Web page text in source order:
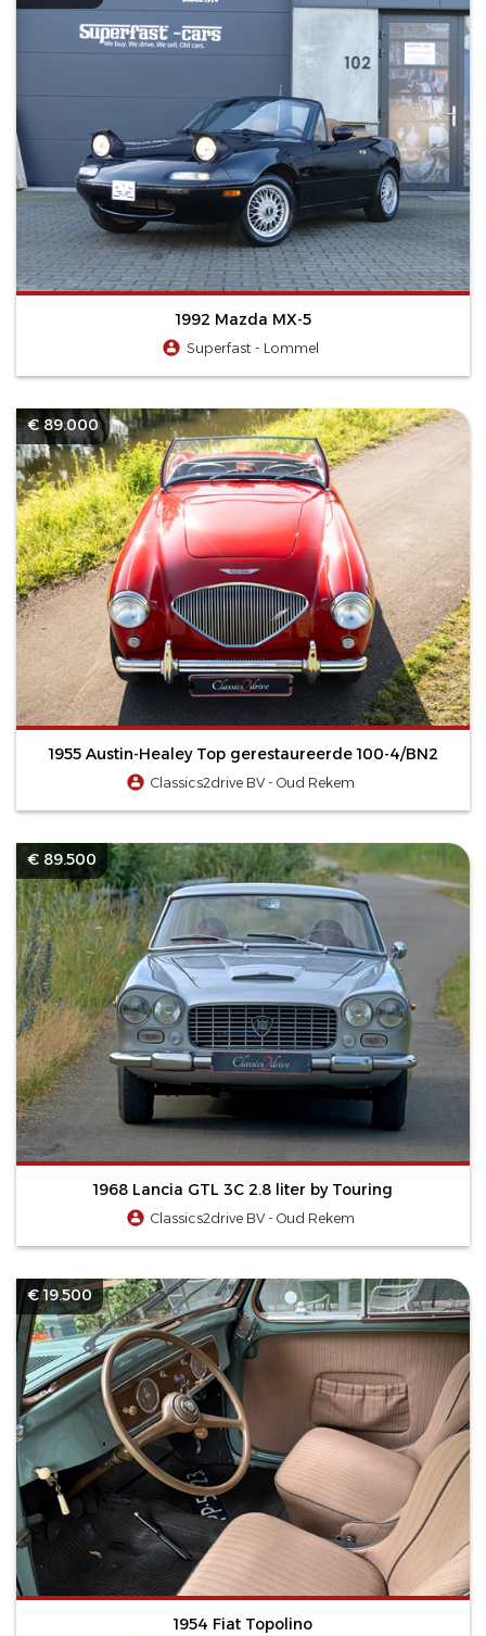
1992 Mazda MX-5
Superfast - Lommel
€ 89.000
1955 Austin-Healey Top gerestaureerde 100-4/BN2
Classics2drive BV - Oud Rekem
€ 89.500
1968 Lancia GTL 3C 2.8 liter by Touring
Classics2drive BV - Oud Rekem
€ 19.500
1954 Fiat Topolino